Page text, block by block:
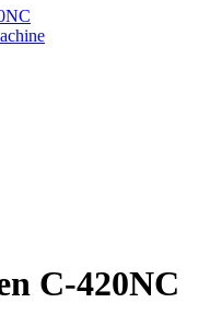
C-420NC